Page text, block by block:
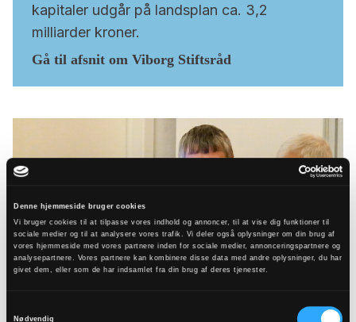
Denne hjemmeside bruger cookies
Vi bruger cookies til at tilpasse vores indhold og annoncer, til at vise dig funktioner til
sociale medier og til at analysere vores trafik. Vi deler også oplysninger om din brug af
vores hjemmeside med vores partnere inden for sociale medier, annonceringspartnere og
analysepartnere. Vores partnere kan kombinere disse data med andre oplysninger, du har
givet dem, eller som de har indsamlet fra din brug af deres tjenester.
Nødvendig
kapitaler udgår på landsplan ca. 3,2
milliarder kroner.
Gå til afsnit om Viborg Stiftsråd